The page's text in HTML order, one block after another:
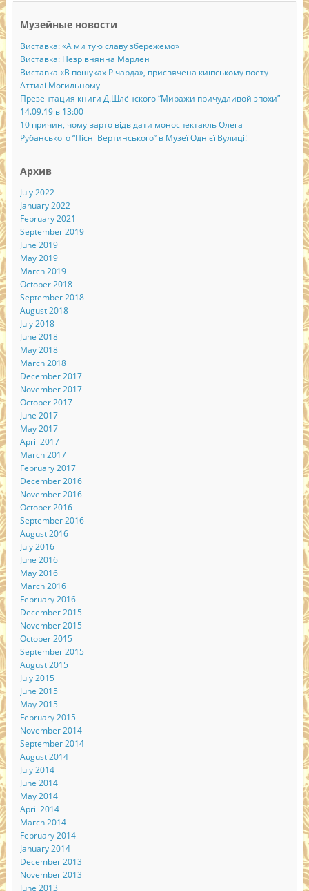
Музейные новости
Виставка: «А ми тую славу збережемо»
Виставка: Незрівнянна Марлен
Виставка «В пошуках Річарда», присвячена київському поету
Аттилі Могильному
Презентация книги Д.Шлёнского “Миражи причудливой эпохи”
14.09.19 в 13:00
10 причин, чому варто відвідати моноспектакль Олега
Рубанського “Пісні Вертинського” в Музеї Однієї Вулиці!
Архив
July 2022
January 2022
February 2021
September 2019
June 2019
May 2019
March 2019
October 2018
September 2018
August 2018
July 2018
June 2018
May 2018
March 2018
December 2017
November 2017
October 2017
June 2017
May 2017
April 2017
March 2017
February 2017
December 2016
November 2016
October 2016
September 2016
August 2016
July 2016
June 2016
May 2016
March 2016
February 2016
December 2015
November 2015
October 2015
September 2015
August 2015
July 2015
June 2015
May 2015
February 2015
November 2014
September 2014
August 2014
July 2014
June 2014
May 2014
April 2014
March 2014
February 2014
January 2014
December 2013
November 2013
June 2013